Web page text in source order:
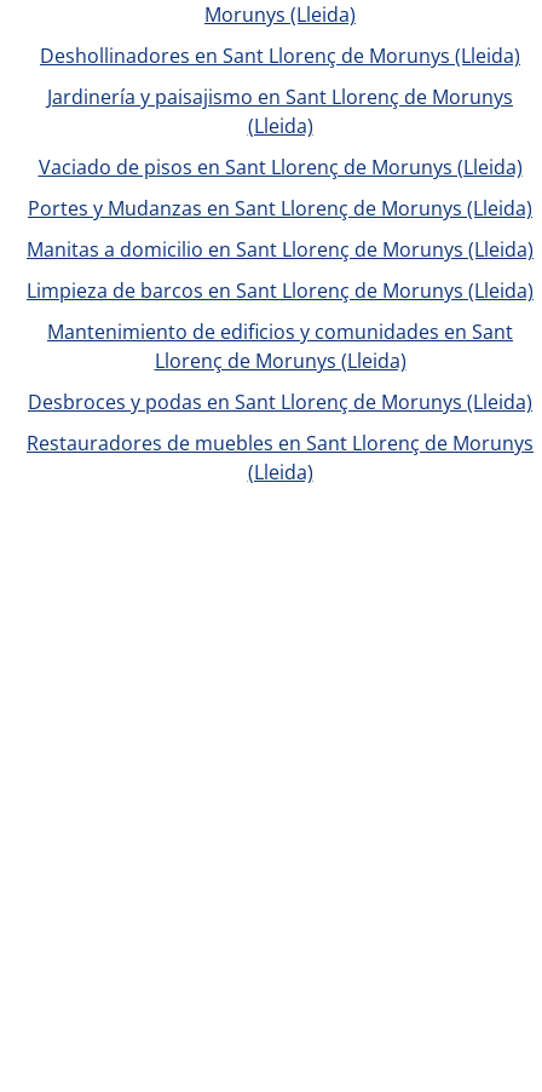
Morunys (Lleida)
Deshollinadores en Sant Llorenç de Morunys (Lleida)
Jardinería y paisajismo en Sant Llorenç de Morunys
(Lleida)
Vaciado de pisos en Sant Llorenç de Morunys (Lleida)
Portes y Mudanzas en Sant Llorenç de Morunys (Lleida)
Manitas a domicilio en Sant Llorenç de Morunys (Lleida)
Limpieza de barcos en Sant Llorenç de Morunys (Lleida)
Mantenimiento de edificios y comunidades en Sant
Llorenç de Morunys (Lleida)
Desbroces y podas en Sant Llorenç de Morunys (Lleida)
Restauradores de muebles en Sant Llorenç de Morunys
(Lleida)